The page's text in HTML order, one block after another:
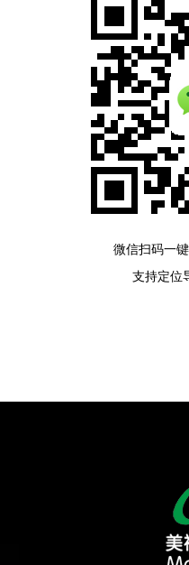
微信扫码一
支持定位